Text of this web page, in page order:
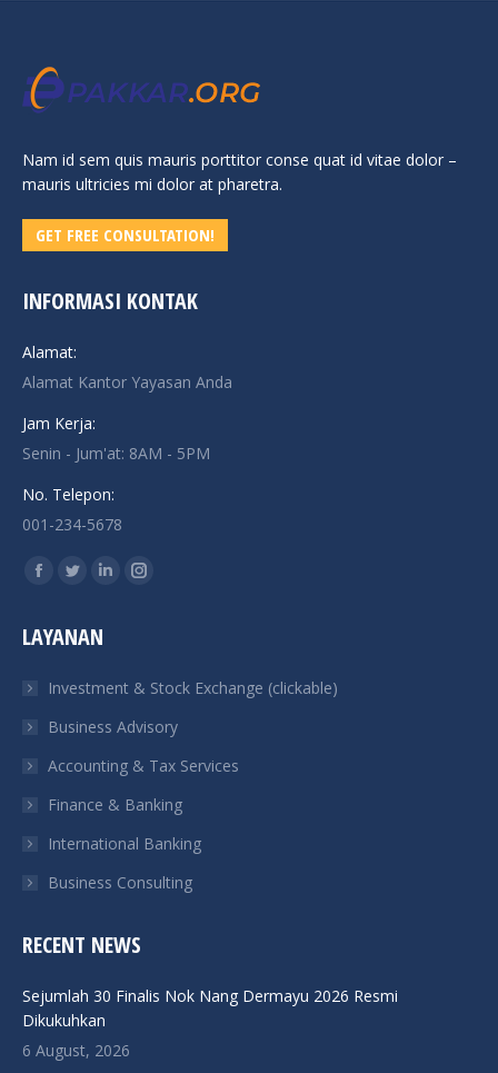
Nam id sem quis mauris porttitor conse quat id vitae dolor –
mauris ultricies mi dolor at pharetra.
GET FREE CONSULTATION!
INFORMASI KONTAK
Alamat:
Alamat Kantor Yayasan Anda
Jam Kerja:
Senin - Jum'at: 8AM - 5PM
No. Telepon:
001-234-5678
Find us on:
Facebook
opens
new
window
Twitter
opens
new
window
Linkedin
new
window
Instagram
new
window
LAYANAN
Investment & Stock Exchange (clickable)
Business Advisory
Accounting & Tax Services
Finance & Banking
International Banking
Business Consulting
RECENT NEWS
Sejumlah 30 Finalis Nok Nang Dermayu 2026 Resmi
Dikukuhkan
6 August, 2026